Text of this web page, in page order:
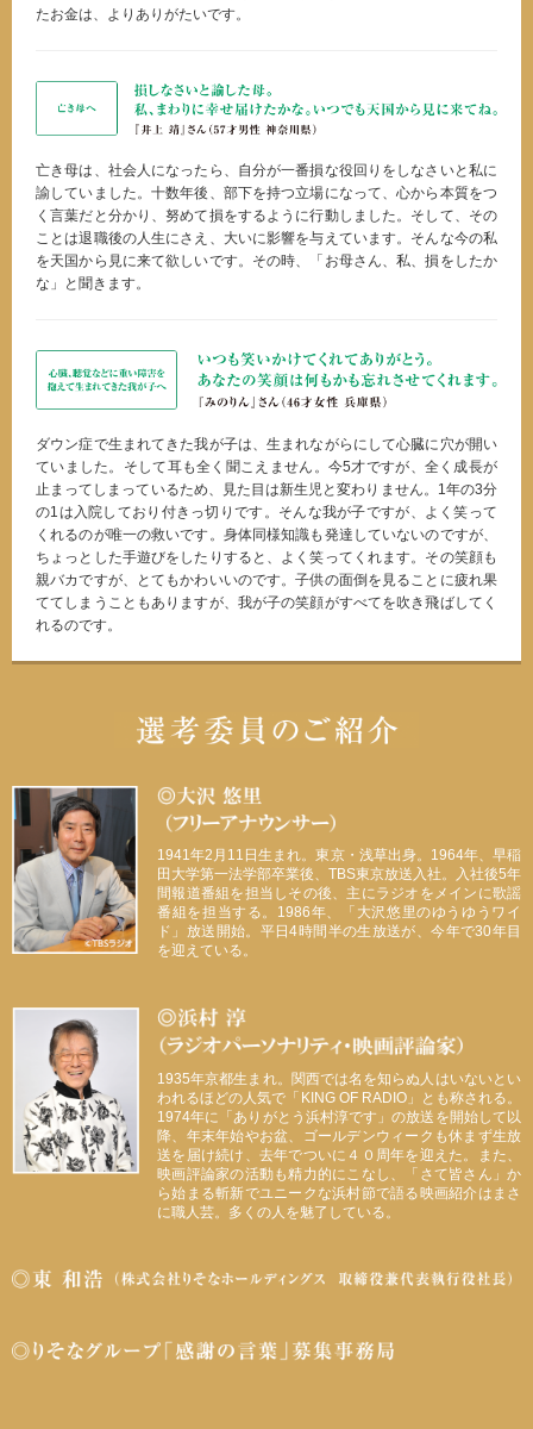
たお金は、よりありがたいです。
亡き母は、社会人になったら、自分が一番損な役回りをしなさいと私に
諭していました。十数年後、部下を持つ立場になって、心から本質をつ
く言葉だと分かり、努めて損をするように行動しました。そして、その
ことは退職後の人生にさえ、大いに影響を与えています。そんな今の私
を天国から見に来て欲しいです。その時、「お母さん、私、損をしたか
な」と聞きます。
ダウン症で生まれてきた我が子は、生まれながらにして心臓に穴が開い
ていました。そして耳も全く聞こえません。今5才ですが、全く成長が
止まってしまっているため、見た目は新生児と変わりません。1年の3分
の1は入院しており付きっ切りです。そんな我が子ですが、よく笑って
くれるのが唯一の救いです。身体同様知識も発達していないのですが、
ちょっとした手遊びをしたりすると、よく笑ってくれます。その笑顔も
親バカですが、とてもかわいいのです。子供の面倒を見ることに疲れ果
ててしまうこともありますが、我が子の笑顔がすべてを吹き飛ばしてく
れるのです。
1941年2月11日生まれ。東京・浅草出身。1964年、早稲
田大学第一法学部卒業後、TBS東京放送入社。入社後5年
間報道番組を担当しその後、主にラジオをメインに歌謡
番組を担当する。1986年、「大沢悠里のゆうゆうワイ
ド」放送開始。平日4時間半の生放送が、今年で30年目
を迎えている。
1935年京都生まれ。関西では名を知らぬ人はいないとい
われるほどの人気で「KING OF RADIO」とも称される。
1974年に「ありがとう浜村淳です」の放送を開始して以
降、年末年始やお盆、ゴールデンウィークも休まず生放
送を届け続け、去年でついに４０周年を迎えた。また、
映画評論家の活動も精力的にこなし、「さて皆さん」か
ら始まる斬新でユニークな浜村節で語る映画紹介はまさ
に職人芸。多くの人を魅了している。